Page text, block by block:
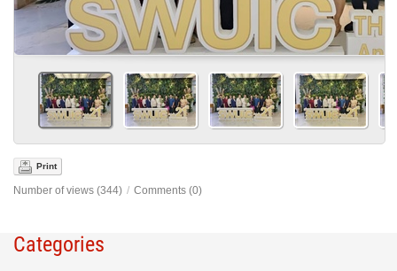
Print
Number of views (344) / Comments (0)
Categories